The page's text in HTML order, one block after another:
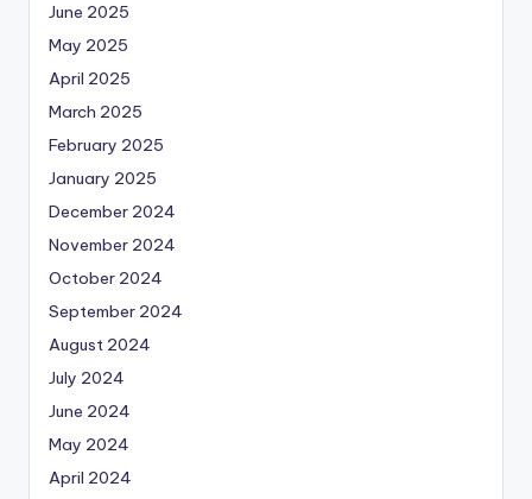
June 2025
May 2025
April 2025
March 2025
February 2025
January 2025
December 2024
November 2024
October 2024
September 2024
August 2024
July 2024
June 2024
May 2024
April 2024